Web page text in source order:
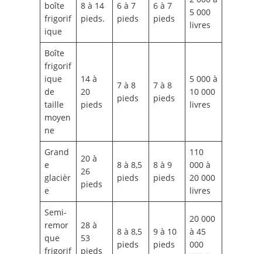
boîte
frigorif
ique
8 à 14
pieds.
6 à 7
pieds
6 à 7
pieds
5 000
livres
Boîte
frigorif
ique
de
taille
moyen
ne
14 à
20
pieds
7 à 8
pieds
7 à 8
pieds
5 000 à
10 000
livres
Grand
e
glacièr
e
20 à
26
pieds
8 à 8,5
pieds
8 à 9
pieds
110
000 à
20 000
livres
Semi-
remor
que
frigorif
28 à
53
pieds
8 à 8,5
pieds
9 à 10
pieds
20 000
à 45
000